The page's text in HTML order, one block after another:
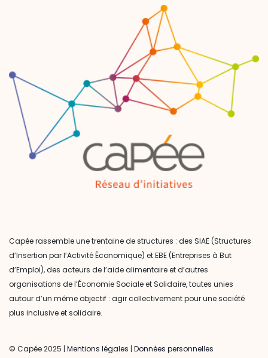
Capée rassemble une trentaine de structures : des SIAE (Structures
d’Insertion par l’Activité Économique) et EBE (Entreprises à But
d’Emploi), des acteurs de l’aide alimentaire et d’autres
organisations de l’Économie Sociale et Solidaire, toutes unies
autour d’un même objectif : agir collectivement pour une société
plus inclusive et solidaire.
© Capée 2025 | Mentions légales | Données personnelles